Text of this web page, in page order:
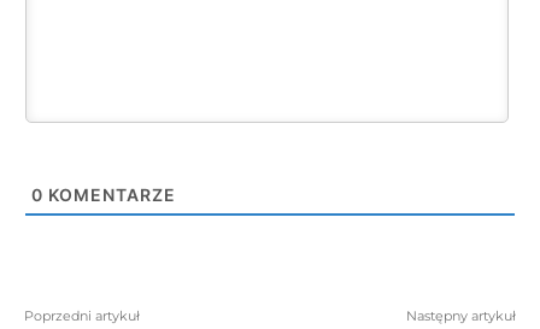
0 KOMENTARZE
Poprzedni artykuł Następny artykuł